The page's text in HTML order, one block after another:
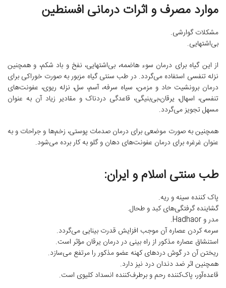
موارد مصرف و اثرات درمانی افسنطین
مشکلات گوارشی.
بی‌اشتهایی.
از این گیاه برای درمان سوء هاضمه، بی‌اشتهایی، نفخ و باد شکم، و همچنین
نزله تنفسی استفاده می‌گردد. در طب سنتی گیاه مزبور به صورت خوراکی برای
درمان برونشیت حاد و مزمن، سیاه سرفه، آسم، سل، نزله ریوی، عفونت‌های
تنفسی، اسهال، یرقان،بی‌بنیگی، قاعدگی دردناک و مقادیر زیاد آن به عنوان
مسهل تجویز می‌گردد.
همچنین به صورت موضعی برای درمان صدمات پوستی، زخم‌ها و جراحات و به
عنوان غرغره برای درمان عفونت‌های دهان و گلو به کار برده می‌شود.
طب سنتی اسلام و ایران:
پاک کننده سینه و ریه.
گشاینده گرفتگی‌های کبد و طحال.
مدر و Hadhaor.
سرمه کردن عصاره آن موجب افزایش قدرت بینایی می‌گردد.
استنشاق عصاره مذکور از راه بینی در درمان یرقان مؤثر است.
ریختن آن در گوش دردهای کهنه عضو مذکور را مرتفع می‌سازد.
همچنین اثر ضد دندان درد نیز دارد.
قاعده‌آور، پاک‌کننده رحم و برطرف‌کننده انسداد کلیوی است.